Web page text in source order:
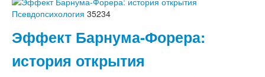
Псевдопсихология 35234
Эффект Барнума-Форера:
история открытия